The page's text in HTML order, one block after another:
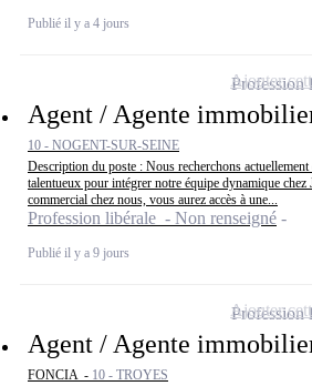
Publié il y a 4 jours
Agent / Agente
10 - NOGENT-SUR-SEINE
Description du poste : Nous recherchons
talentueux pour intégrer notre équipe dynamique
commercial chez nous, vous aurez accès à une...
Profession libérale - Non renseigné
Publié il y a 9 jours
Profession
Ajouter
Agent / Agente
FONCIA - 10 - TROYES
Profession
Ajouter